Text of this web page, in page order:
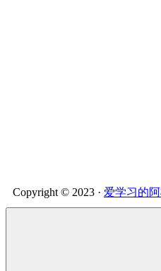
Copyright © 2023 · 爱学习的